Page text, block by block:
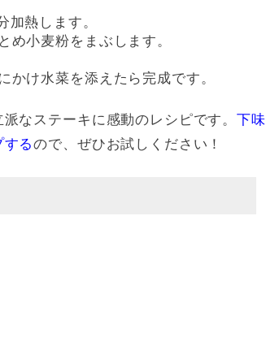
熱します。
め小麦粉をまぶします。
かけ水菜を添えたら完成です。
なステーキに感動のレシピです。下味
するので、ぜひお試しください！